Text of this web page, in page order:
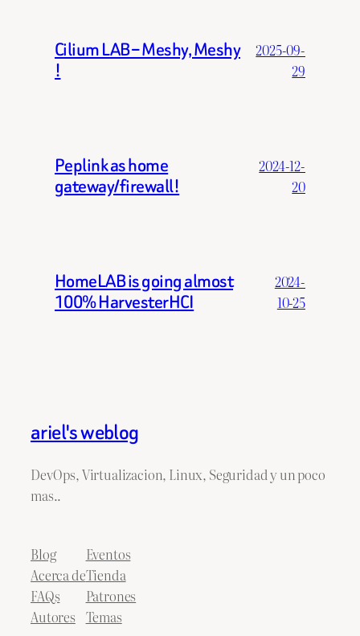
Cilium LAB – Meshy, Meshy
!
2025-09-
29
Peplink as home
gateway/firewall!
2024-12-
20
HomeLAB is going almost
100% HarvesterHCI
2024-
10-25
ariel's weblog
DevOps, Virtualizacion, Linux, Seguridad y un poco
mas..
Blog
Acerca de
FAQs
Autores
Eventos
Tienda
Patrones
Temas